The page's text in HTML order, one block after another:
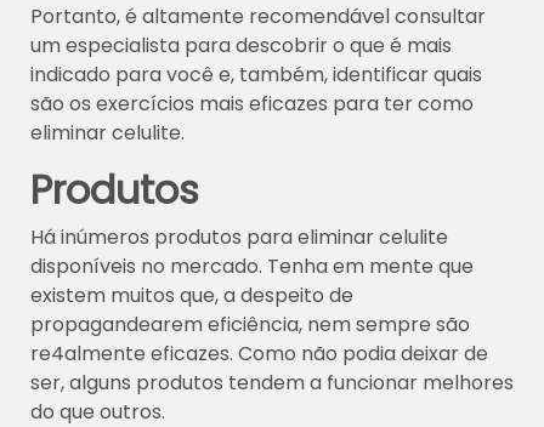
Portanto, é altamente recomendável consultar
um especialista para descobrir o que é mais
indicado para você e, também, identificar quais
são os exercícios mais eficazes para ter como
eliminar celulite.
Produtos
Há inúmeros produtos para eliminar celulite
disponíveis no mercado. Tenha em mente que
existem muitos que, a despeito de
propagandearem eficiência, nem sempre são
re4almente eficazes. Como não podia deixar de
ser, alguns produtos tendem a funcionar melhores
do que outros.